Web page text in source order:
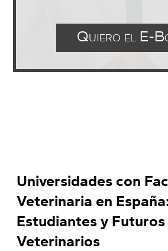
Quiero el E-
Universidades con
Veterinaria en
Estudiantes y Futuros
Veterinarios